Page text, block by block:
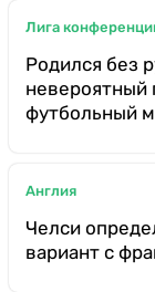
Лига
Родился без
невероятный
футбольный
Англия
Челси
вариант с